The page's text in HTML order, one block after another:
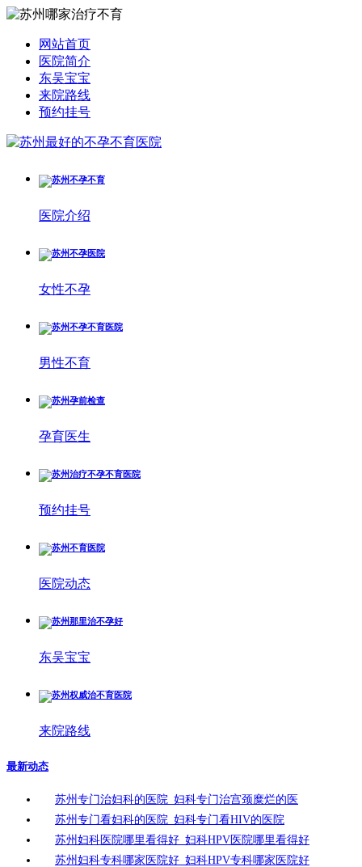
网站首页
医院简介
东吴宝宝
来院路线
预约挂号
医院介绍
女性不孕
男性不育
孕育医生
预约挂号
医院动态
东吴宝宝
来院路线
最新动态
苏州专门治妇科的医院_妇科专门治宫颈糜烂的医
苏州专门看妇科的医院_妇科专门看HIV的医院
苏州妇科医院哪里看得好_妇科HPV医院哪里看得好
苏州妇科专科哪家医院好_妇科HPV专科哪家医院好